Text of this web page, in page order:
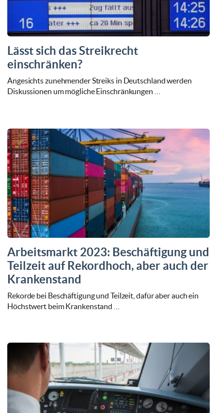
Lässt sich das Streikrecht
einschränken?
Angesichts zunehmender Streiks in Deutschland werden
Diskussionen um mögliche Einschränkungen …
Arbeitsmarkt 2023: Beschäftigung und
Teilzeit auf Rekordhoch, aber auch der
Krankenstand
Rekorde bei Beschäftigung und Teilzeit, dafür aber auch ein
Höchstwert beim Krankenstand …